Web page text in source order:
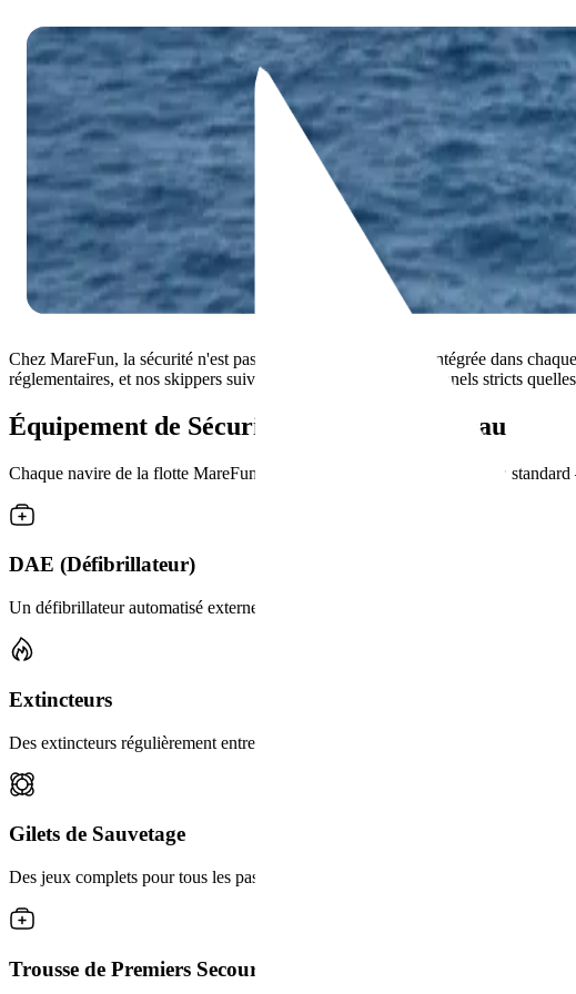
Flotte Charter
Guides de Voyage
Contact
À Propos
🇬🇧EN🇮🇹IT 🇩🇪DE🇫🇷 FR
Sécurité à Bord
Chez MareFun, la sécurité n'est pas une politique — elle est intégrée dans
réglementaires, et nos skippers suivent des protocoles opérationnels stricts
Équipement de Sécurité sur Chaque Bateau
Chaque navire de la flotte MareFun est équipé des éléments suivants en
DAE (Défibrillateur)
Un défibrillateur automatisé externe de qualité médicale est à bord de chaque
Extincteurs
Des extincteurs régulièrement entretenus et inspectés sont présents sur tous les
Gilets de Sauvetage
Des jeux complets pour tous les passagers, y compris les tailles enfants. Les
Trousse de Premiers Secours